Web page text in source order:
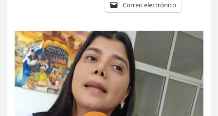
Correo electrónico